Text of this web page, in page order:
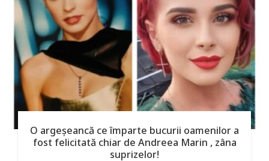
O argeşeancă ce împarte bucurii oamenilor a
fost felicitată chiar de Andreea Marin , zâna
suprizelor!